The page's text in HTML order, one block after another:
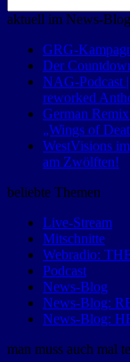
nach:
aktuell im News-Blog
GRG-
Der
NAG-Podcast
reworked
German
„Wings of
WestVisions
am Zwölften!
beliebte Themen
Live-Stream
Mitschnitte
Webradio:
Podcast
News-Blog
News-Blog:
News-Blog:
man muss auch mal